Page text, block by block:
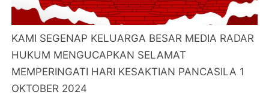
KAMI SEGENAP KELUARGA BESAR MEDIA RADAR
HUKUM MENGUCAPKAN SELAMAT
MEMPERINGATI HARI KESAKTIAN PANCASILA 1
OKTOBER 2024